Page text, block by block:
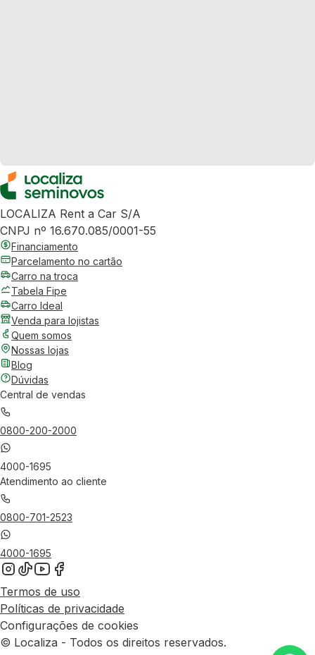
LOCALIZA Rent a Car S/A
CNPJ nº 16.670.085/0001-55
Financiamento
Parcelamento no cartão
Carro na troca
Tabela Fipe
Carro Ideal
Venda para lojistas
Quem somos
Nossas lojas
Blog
Dúvidas
Central de vendas
0800-200-2000
4000-1695
Atendimento ao cliente
0800-701-2523
4000-1695
Termos de uso
Políticas de privacidade
Configurações de cookies
© Localiza - Todos os direitos reservados.